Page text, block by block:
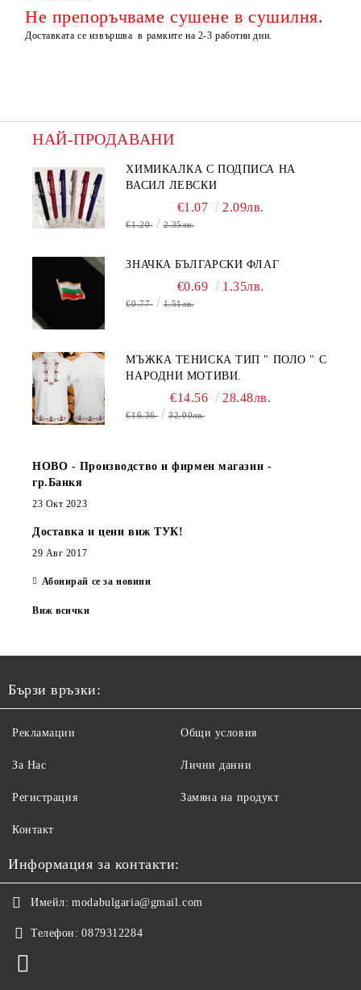
Не препоръчваме сушене в сушилня.
Доставката се извършва в рамките на 2-3 работни дни.
НАЙ-ПРОДАВАНИ
ХИМИКАЛКА С ПОДПИСА НА
ВАСИЛ ЛЕВСКИ
€1.07 2.09лв.
€1.20 2.35лв.
ЗНАЧКА БЪЛГАРСКИ ФЛАГ
€0.69 1.35лв.
€0.77 1.51лв.
МЪЖКА ТЕНИСКА ТИП " ПОЛО " С
НАРОДНИ МОТИВИ.
€14.56 28.48лв.
€16.36 32.00лв.
НОВО - Производство и фирмен магазин -
гр.Банкя
23 Окт 2023
Доставка и цени виж ТУК!
29 Авг 2017
Абонирай се за новини
Виж всички
Бързи връзки:
Рекламации
За Нас
Регистрация
Контакт
Общи условия
Лични данни
Замяна на продукт
Информация за контакти:
Имейл: modabulgaria@gmail.com
Телефон: 0879312284